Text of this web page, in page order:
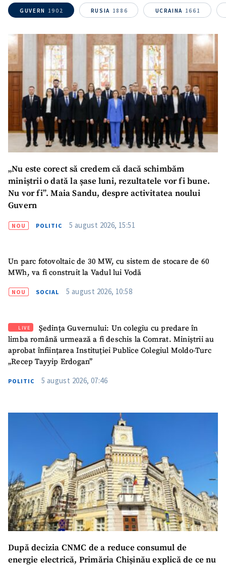
GUVERN 1902 RUSIA 1886 UCRAINA 1661
„Nu este corect să credem că dacă schimbăm
miniștrii o dată la șase luni, rezultatele vor fi bune.
Nu vor fi”. Maia Sandu, despre activitatea noului
Guvern
NOU POLITIC 5 august 2026, 15:51
Un parc fotovoltaic de 30 MW, cu sistem de stocare de 60
MWh, va fi construit la Vadul lui Vodă
NOU SOCIAL 5 august 2026, 10:58
LIVE
Ședința Guvernului: Un colegiu cu predare în
limba română urmează a fi deschis la Comrat. Miniștrii au
aprobat înființarea Instituției Publice Colegiul Moldo-Turc
„Recep Tayyip Erdogan”
POLITIC 5 august 2026, 07:46
După decizia CNMC de a reduce consumul de
energie electrică, Primăria Chișinău explică de ce nu